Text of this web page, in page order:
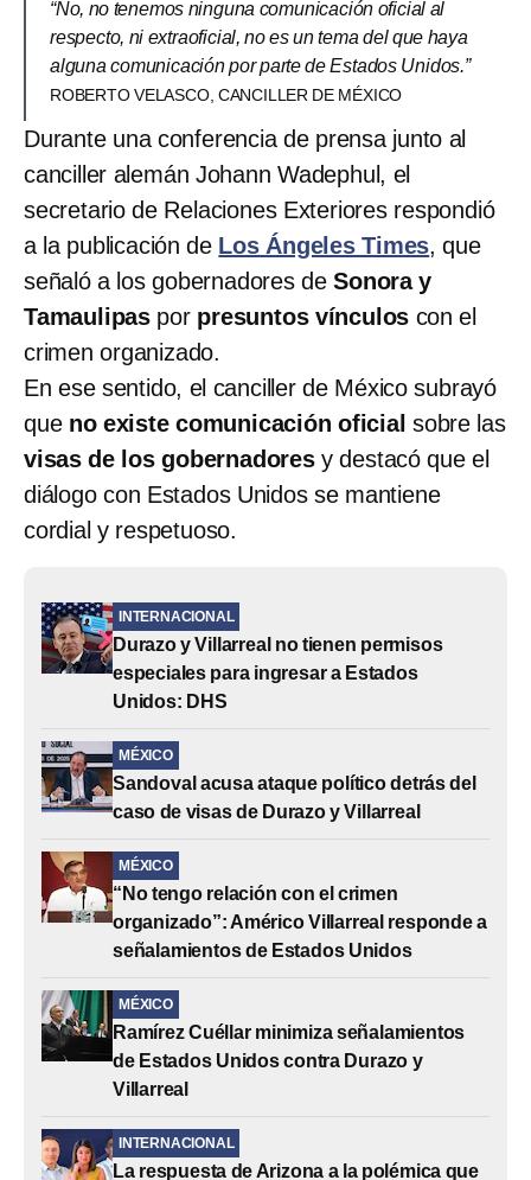
“No, no tenemos ninguna comunicación oficial al
respecto, ni extraoficial, no es un tema del que haya
alguna comunicación por parte de Estados Unidos.”
ROBERTO VELASCO, CANCILLER DE MÉXICO
Durante una conferencia de prensa junto al
canciller alemán Johann Wadephul, el
secretario de Relaciones Exteriores respondió
a la publicación de Los Ángeles Times, que
señaló a los gobernadores deSonora y
Tamaulipas por presuntos vínculos con el
crimen organizado.
En ese sentido, el canciller de México subrayó
que no existe comunicación oficial sobre las
visas de los gobernadoresy destacó que el
diálogo con Estados Unidos se mantiene
cordial y respetuoso.
INTERNACIONAL
Durazo y Villarreal no tienen permisos
especiales para ingresar a Estados
Unidos: DHS
MÉXICO
Sandoval acusa ataque político detrás del
caso de visas de Durazo y Villarreal
MÉXICO
“No tengo relación con el crimen
organizado”: Américo Villarreal responde a
señalamientos de Estados Unidos
MÉXICO
Ramírez Cuéllar minimiza señalamientos
de Estados Unidos contra Durazo y
Villarreal
INTERNACIONAL
La respuesta de Arizona a la polémica que